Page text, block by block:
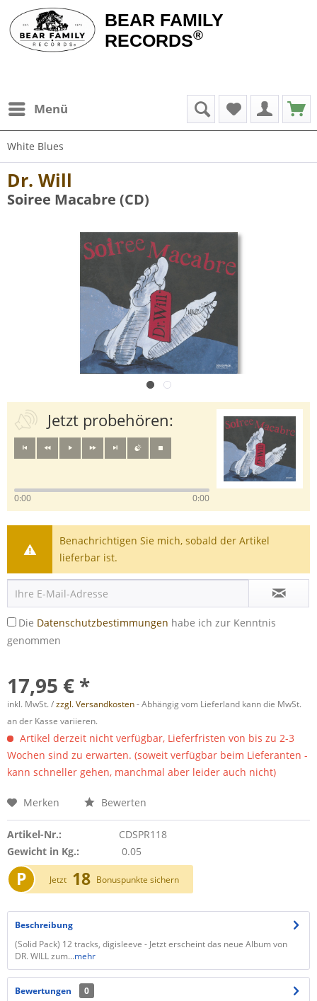
BEAR FAMILY
RECORDS®
Menü
White Blues
Dr. Will
Soiree Macabre (CD)
Jetzt probehören:
0:00 0:00
Benachrichtigen Sie mich, sobald der Artikel
lieferbar ist.
Die Datenschutzbestimmungen habe ich zur Kenntnis
genommen
17,95 € *
inkl. MwSt. /zzgl. Versandkosten- Abhängig vom Lieferland kann die MwSt.
an der Kasse variieren.
Artikel derzeit nicht verfügbar, Lieferfristen von bis zu 2-3
Wochen sind zu erwarten. (soweit verfügbar beim Lieferanten -
kann schneller gehen, manchmal aber leider auch nicht)
Merken Bewerten
Artikel-Nr.:
CDSPR118
Gewicht in Kg.:
0.05
P Jetzt 18 Bonuspunkte sichern
Beschreibung
(Solid Pack) 12 tracks, digisleeve - Jetzt erscheint das neue Album von
DR. WILL zum...mehr
Bewertungen
0